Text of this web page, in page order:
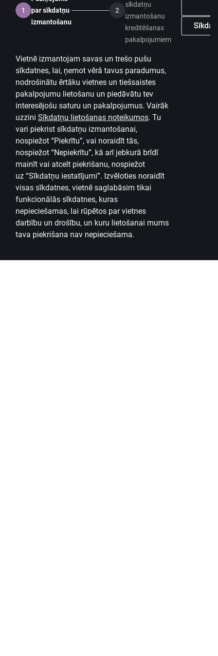
1
par sīkdatņu
izmantošanu
2
sīkdatņu
izmantošanu
kreditēšanas
pakalpojumiem
Vietnē izmantojam savas un trešo pušu
sīkdatnes, lai, ņemot vērā tavus paradumus,
nodrošinātu ērtāku vietnes un tiešsaistes
pakalpojumu lietošanu un piedāvātu tev
interesējošu saturu un pakalpojumus. Vairāk
uzzini Sīkdatņu lietošanas noteikumos. Tu
vari piekrist sīkdatņu izmantošanai,
nospiežot “Piekrītu”, vai noraidīt tās,
nospiežot “Nepiekrītu”, kā arī jebkurā brīdī
mainīt vai atcelt piekrišanu, nospiežot
uz “Sīkdatņu iestatījumi”. Izvēloties noraidīt
visas sīkdatnes, vietnē saglabāsim tikai
funkcionālās sīkdatnes, kuras
nepieciešamas, lai rūpētos par vietnes
darbību un drošību, un kuru lietošanai mums
tava piekrišana nav nepieciešama.
Cenrādis privātpersonām
Cenrādis uzņēmumiem
Kalkulatori
Piekļūstamība
Lapas karte
Developers Portal
(PSD2)
citadele.lt citadele.ee